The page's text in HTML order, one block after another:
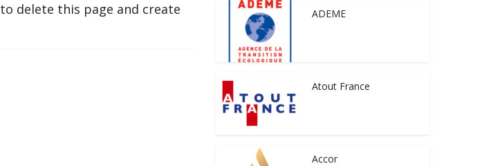
to delete this page and create
ADEME
Atout France
Accor